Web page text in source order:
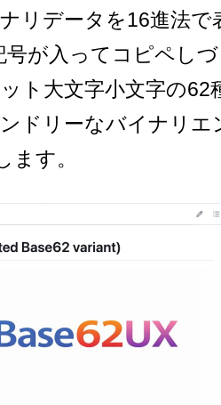
リデータを16進法で
号が入ってコピペし
ト大文字小文字の62
ドリーなバイナリエ
ます。